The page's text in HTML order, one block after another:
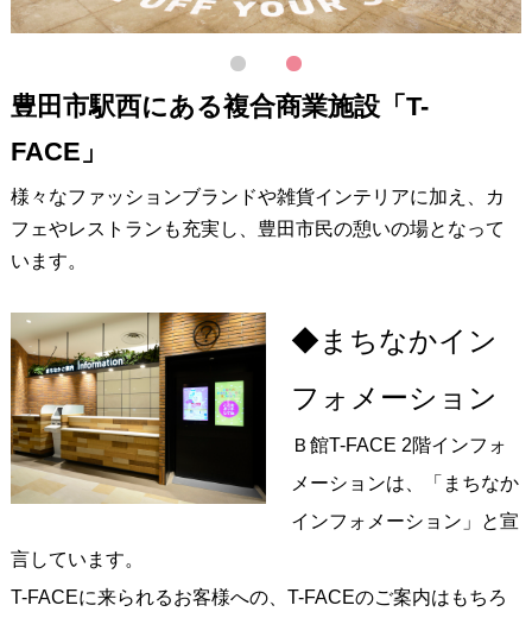
2
豊田市駅西にある複合商業施設「T-
FACE」
様々なファッションブランドや雑貨インテリアに加え、カ
フェやレストランも充実し、豊田市民の憩いの場となって
います。
◆まちなかイン
フォメーション
Ｂ館T-FACE 2階インフォ
メーションは、「まちなか
インフォメーション」と宣
言しています。
T-FACEに来られるお客様への、T-FACEのご案内はもちろ